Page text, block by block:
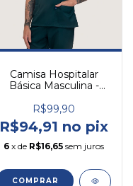
Camisa Hospitalar
Básica Masculina -
R$99,90
R$94,91 no pix
6 x de R$16,65 sem juros
COMPRAR